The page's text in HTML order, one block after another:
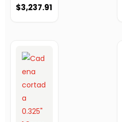
$3,237.91